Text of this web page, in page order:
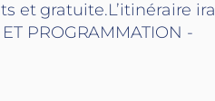
et gratuite.L’itinéraire ira
PROGRAMMATION -